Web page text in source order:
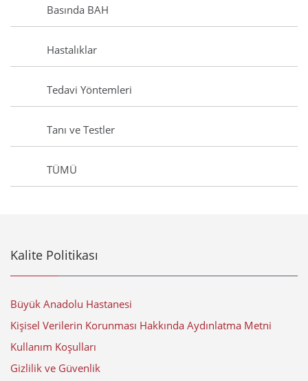
Basında BAH
Hastalıklar
Tedavi Yöntemleri
Tanı ve Testler
TÜMÜ
Kalite Politikası
Büyük Anadolu Hastanesi
Kişisel Verilerin Korunması Hakkında Aydınlatma Metni
Kullanım Koşulları
Gizlilik ve Güvenlik